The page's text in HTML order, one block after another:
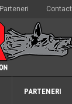
Parteneri Contact
PARTENERI